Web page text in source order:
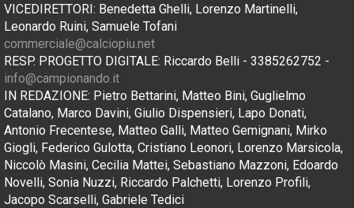
VICEDIRETTORI: Benedetta Ghelli, Lorenzo Martinelli,
Leonardo Ruini, Samuele Tofani
commerciale@calciopiu.net
RESP. PROGETTO DIGITALE: Riccardo Belli - 3385262752 -
info@campionando.it
IN REDAZIONE: Pietro Bettarini, Matteo Bini, Guglielmo
Catalano, Marco Davini, Giulio Dispensieri, Lapo Donati,
Antonio Frecentese, Matteo Galli, Matteo Gemignani, Mirko
Giogli, Federico Gulotta, Cristiano Leonori, Lorenzo Marsicola,
Niccolò Masini, Cecilia Mattei, Sebastiano Mazzoni, Edoardo
Novelli, Sonia Nuzzi, Riccardo Palchetti, Lorenzo Profili,
Jacopo Scarselli, Gabriele Tedici